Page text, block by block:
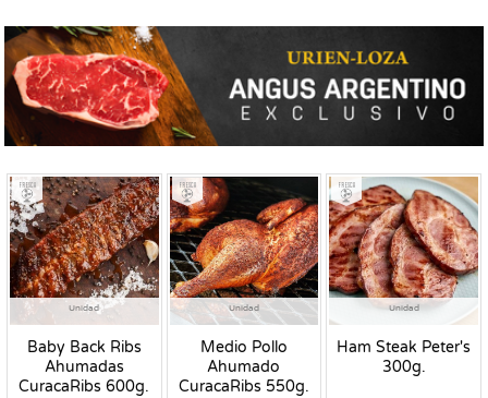
Unidad
Baby Back Ribs
Ahumadas
CuracaRibs 600g.
Fresco
Unidad
Medio Pollo
Ahumado
CuracaRibs 550g.
Fresco
Unidad
Ham Steak Peter's
300g.
Fresco